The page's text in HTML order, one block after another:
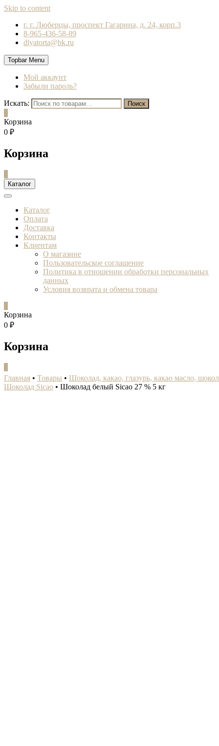
Skip to content
г. г. Люберцы, проспект Гагарина, д. 24, корп.3
8-965-436-58-89
dlyatorta@bk.ru
Topbar Menu
Мой аккаунт
Забыли пароль?
Искать: Поиск
Корзина
0 ₽
Корзина
Каталог
Каталог
Оплата
Доставка
Контакты
Клиентам
О магазине
Пользовательское соглашение
Политика в отношении обработки персональных
данных
Условия возврата и обмена товара
Корзина
0 ₽
Корзина
Главная • Товары • Шоколад, какао, глазурь, какао масло,
Шоколад Sicao • Шоколад белый Sicao 27 % 5 кг